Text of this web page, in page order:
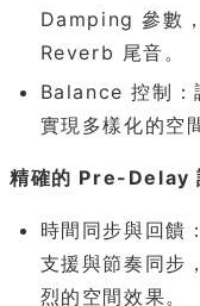
Damping 參數
Reverb 尾音。
Balance 控制：
實現多樣化的空
精確的 Pre-Delay
時間同步與回
支援與節奏同步
烈的空間效果。